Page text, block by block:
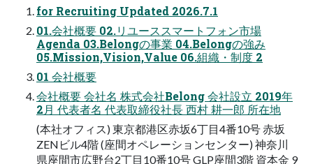
for Recruiting Updated 2026.7.1
01.会社概要 02.リユーススマートフォン市場
Agenda 03.Belongの事業 04.Belongの強み
05.Mission,Vision,Value 06.組織・制度 2
01 会社概要
会社概要 会社名 株式会社Belong 会社設立 2019年
2月 代表者名 代表取締役社長 西村 耕一郎 所在地
(本社オフィス) 東京都港区赤坂6丁目4番10号 赤坂
ZENビル4階 (座間オペレーションセンター) 神奈川
県座間市広野台2丁目10番10号 GLP座間3階 資本金 9